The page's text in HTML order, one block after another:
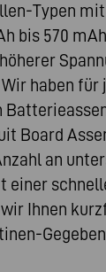
Typen mit
bis 570
haben für
Board
an
einer
Ihnen